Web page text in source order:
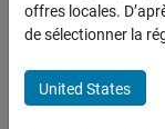
Design of Experiments
ON THIS PAGE
collapse all in
DoeObjMod =
offres locales.
de sélectionner la
United States